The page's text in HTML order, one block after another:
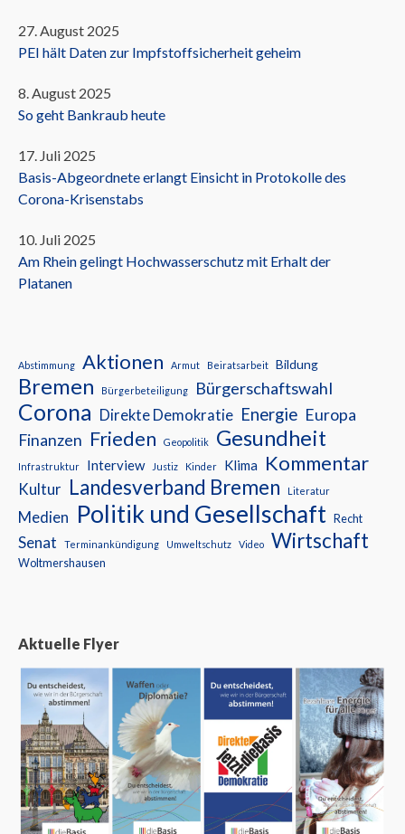
27. August 2025
PEI hält Daten zur Impfstoffsicherheit geheim
8. August 2025
So geht Bankraub heute
17. Juli 2025
Basis-Abgeordnete erlangt Einsicht in Protokolle des
Corona-Krisenstabs
10. Juli 2025
Am Rhein gelingt Hochwasserschutz mit Erhalt der
Platanen
Abstimmung Aktionen Armut Beiratsarbeit Bildung
Bremen Bürgerbeteiligung Bürgerschaftswahl
Corona Direkte Demokratie Energie Europa
Finanzen Frieden Geopolitik Gesundheit
Infrastruktur Interview Justiz Kinder Klima Kommentar
Kultur Landesverband Bremen Literatur
Medien Politik und Gesellschaft Recht
Senat Terminankündigung Umweltschutz Video Wirtschaft
Woltmershausen
Aktuelle Flyer